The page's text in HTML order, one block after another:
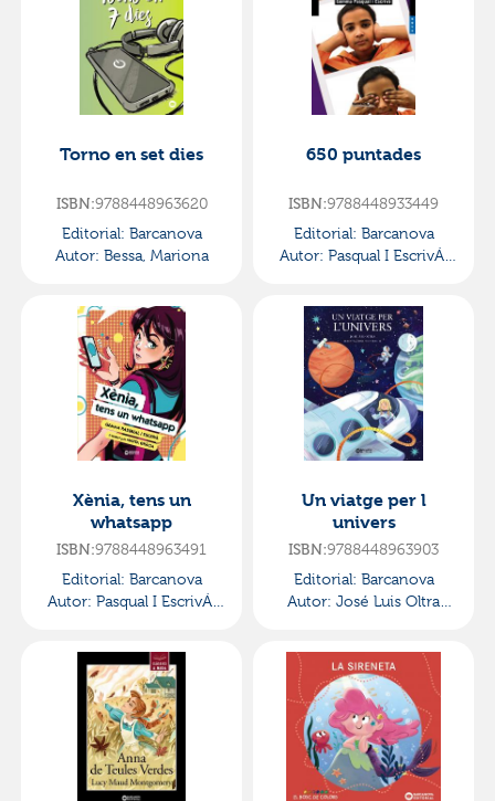
Torno en set dies
ISBN:9788448963620
Editorial: Barcanova
Autor: Bessa, Mariona
650 puntades
ISBN:9788448933449
Editorial: Barcanova
Autor: Pasqual I EscrivÁ,
Xènia, tens un
whatsapp
ISBN:9788448963491
Editorial: Barcanova
Autor: Pasqual I EscrivÁ,
Un viatge per l
univers
ISBN:9788448963903
Editorial: Barcanova
Autor: José Luis Oltra